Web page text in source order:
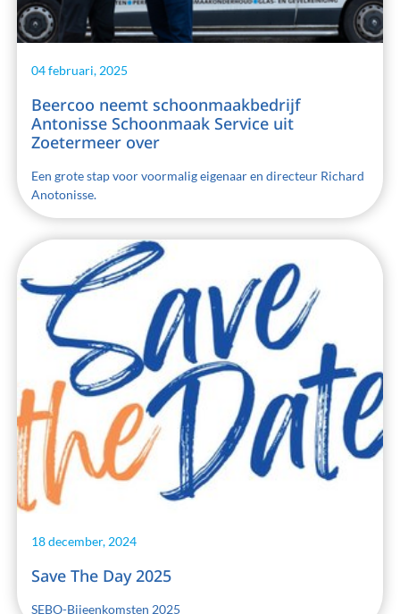
04 februari, 2025
Beercoo neemt schoonmaakbedrijf
Antonisse Schoonmaak Service uit
Zoetermeer over
Een grote stap voor voormalig eigenaar en directeur Richard
Anotonisse.
18 december, 2024
Save The Day 2025
SEBO-Bijeenkomsten 2025